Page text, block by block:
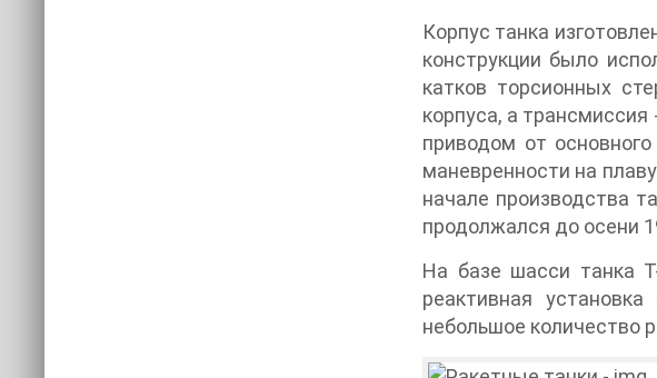
Корпус танка
конструкции было
катков торсионных
корпуса, а
приводом от
маневренности на
начале производства
продолжался до осени
На базе шасси танка
реактивная
небольшое количество